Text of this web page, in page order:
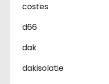
costes
d66
dak
dakisolatie